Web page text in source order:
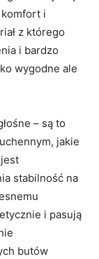
komfort i
z którego⁢
i bardzo
wygodne ale
– są⁣ to
jakie
‍stabilność na
i pasują
butów